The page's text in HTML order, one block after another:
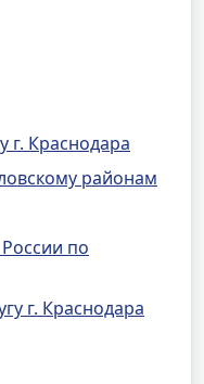
г. Краснодара
районам
по
г. Краснодара